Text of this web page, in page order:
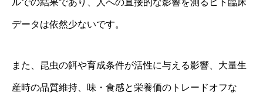
データは依然少ないです。
また、昆虫の餌や育成条件が活性に与える影響、大量生
産時の品質維持、味・食感と栄養価のトレードオフな